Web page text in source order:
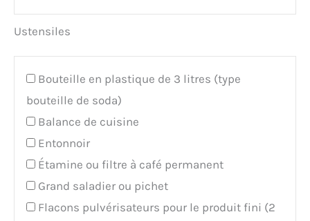
Ustensiles
Bouteille en plastique de 3 litres (type
bouteille de soda)
Balance de cuisine
Entonnoir
Étamine ou filtre à café permanent
Grand saladier ou pichet
Flacons pulvérisateurs pour le produit fini (2